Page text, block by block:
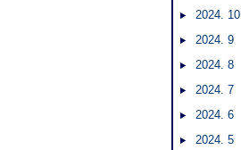
2024. 10
2024. 9
2024. 8
2024. 7
2024. 6
2024. 5